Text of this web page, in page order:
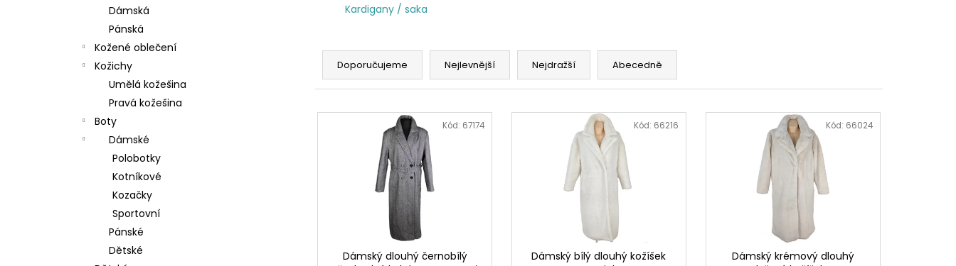
Dámská
Pánská
Kožené oblečení
Kožichy
Umělá kožešina
Pravá kožešina
Boty
Dámské
Polobotky
Kotníkové
Kozačky
Sportovní
Pánské
Dětské
Kardigany / saka
Ř
z
Doporučujeme Nejlevnější Nejdražší Abecedně
V
Dámský dlouhý černobílý
Kód: 67174
Dámský bílý dlouhý kožíšek
Kód: 66216
Dámský krémový dlouhý
Kód: 66024